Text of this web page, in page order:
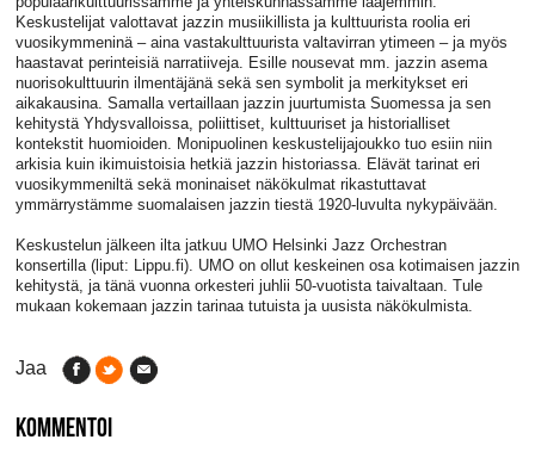
Keskustelijat valottavat jazzin musiikillista ja kulttuurista roolia eri
vuosikymmeninä – aina vastakulttuurista valtavirran ytimeen – ja myös
haastavat perinteisiä narratiiveja. Esille nousevat mm. jazzin asema
nuorisokulttuurin ilmentäjänä sekä sen symbolit ja merkitykset eri
aikakausina. Samalla vertaillaan jazzin juurtumista Suomessa ja sen
kehitystä Yhdysvalloissa, poliittiset, kulttuuriset ja historialliset
kontekstit huomioiden. Monipuolinen keskustelijajoukko tuo esiin niin
arkisia kuin ikimuistoisia hetkiä jazzin historiassa. Elävät tarinat eri
vuosikymmeniltä sekä moninaiset näkökulmat rikastuttavat
ymmärrystämme suomalaisen jazzin tiestä 1920-luvulta nykypäivään.
Keskustelun jälkeen ilta jatkuu UMO Helsinki Jazz Orchestran
konsertilla (liput: Lippu.fi). UMO on ollut keskeinen osa kotimaisen jazzin
kehitystä, ja tänä vuonna orkesteri juhlii 50-vuotista taivaltaan. Tule
mukaan kokemaan jazzin tarinaa tutuista ja uusista näkökulmista.
Jaa
KOMMENTOI